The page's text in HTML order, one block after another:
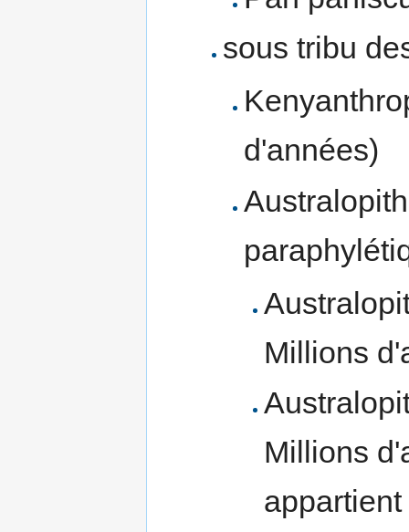
sous tribu
d'années)
Millions
Millions